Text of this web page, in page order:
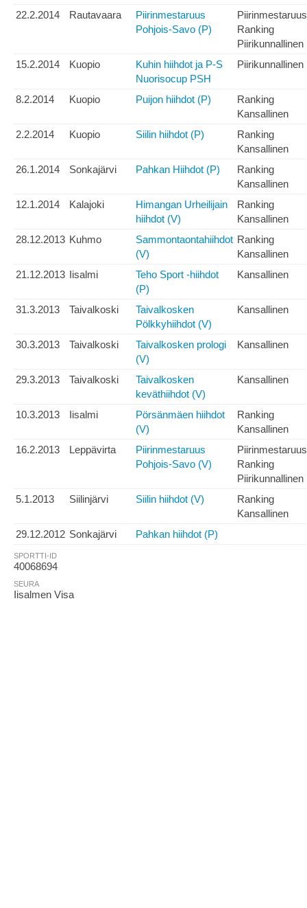
22.2.2014
Rautavaara
Piirinmestaruus
Pohjois-Savo (P)
Piirinmestaruus
Ranking
Piirikunnallinen
15.2.2014
Kuopio
Kuhin hiihdot ja P-S
Nuorisocup PSH
Piirikunnallinen
8.2.2014 Kuopio Puijon hiihdot (P)
Ranking
Kansallinen
2.2.2014
Kuopio Siilin hiihdot (P)
Ranking
Kansallinen
26.1.2014
Sonkajärvi Pahkan Hiihdot (P)
Ranking
Kansallinen
12.1.2014
Kalajoki
Himangan Urheilijain
hiihdot (V)
Ranking
Kansallinen
28.12.2013 Kuhmo
Sammontaontahiihdot
(V)
Ranking
Kansallinen
21.12.2013 Iisalmi
Teho Sport -hiihdot
(P)
Kansallinen
31.3.2013 Taivalkoski
Taivalkosken
Pölkkyhiihdot (V)
Kansallinen
30.3.2013 Taivalkoski
Taivalkosken prologi
(V)
Kansallinen
29.3.2013 Taivalkoski
Taivalkosken
keväthiihdot (V)
Kansallinen
10.3.2013 Iisalmi
Pörsänmäen hiihdot
(V)
Ranking
Kansallinen
16.2.2013
Leppävirta
Piirinmestaruus
Pohjois-Savo (V)
Piirinmestaruus
Ranking
Piirikunnallinen
5.1.2013
Siilinjärvi Siilin hiihdot (V)
Ranking
Kansallinen
29.12.2012 Sonkajärvi Pahkan hiihdot (P)
SPORTTI-ID
40068694
SEURA
Iisalmen Visa